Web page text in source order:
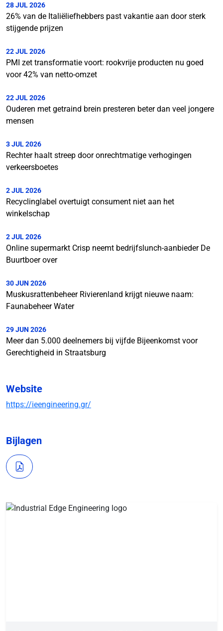
28 JUL 2026
26% van de Italiëliefhebbers past vakantie aan door sterk
stijgende prijzen
22 JUL 2026
PMI zet transformatie voort: rookvrije producten nu goed
voor 42% van netto-omzet
22 JUL 2026
Ouderen met getraind brein presteren beter dan veel jongere
mensen
3 JUL 2026
Rechter haalt streep door onrechtmatige verhogingen
verkeersboetes
2 JUL 2026
Recyclinglabel overtuigt consument niet aan het
winkelschap
2 JUL 2026
Online supermarkt Crisp neemt bedrijfslunch-aanbieder De
Buurtboer over
30 JUN 2026
Muskusrattenbeheer Rivierenland krijgt nieuwe naam:
Faunabeheer Water
29 JUN 2026
Meer dan 5.000 deelnemers bij vijfde Bijeenkomst voor
Gerechtigheid in Straatsburg
Website
https://ieengineering.gr/
Bijlagen